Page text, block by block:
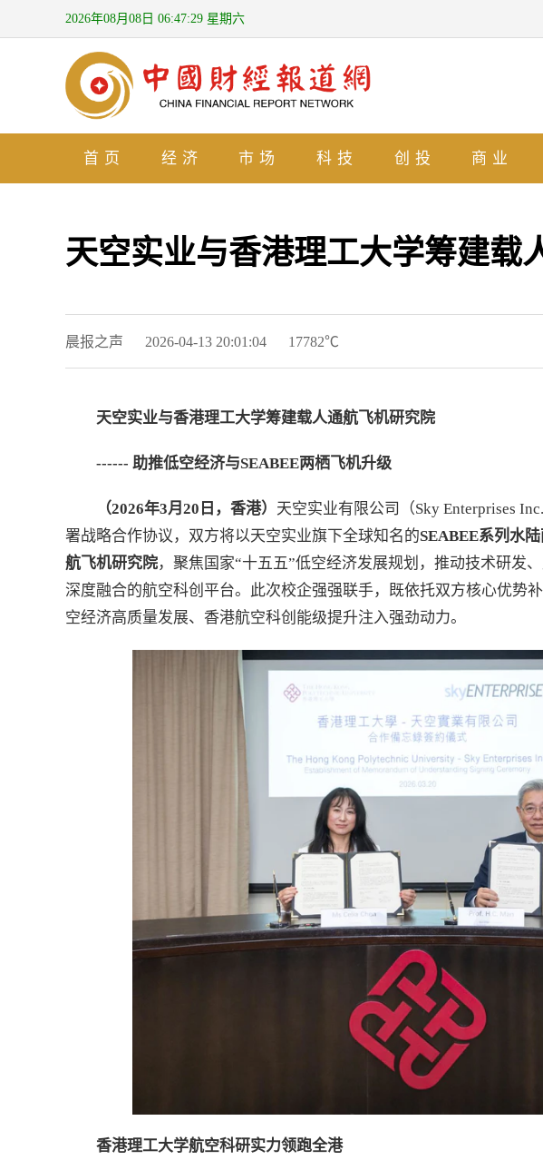
2026年08月08日 06:47:30 星期六
首页 经济 市场 科技 创投 商业
天空实业与香港理工大学筹建载
晨报之声 2026-04-13 20:01:04 17782℃
天空实业与香港理工大学筹建载人通航飞机研究院
------ 助推低空经济与SEABEE两栖飞机升级
（2026年3月 20 日，香港） 天空实业有限公司（Sky Enterprises
署战略合作协议，双方将以天空实业旗下全球知名的SEABEE系列水
航飞机研究院，聚焦国家“十五五”低空经济发展规划，推动技术研发
深度融合的航空科创平台。此次校企强强联手，既依托双方核心优势
空经济高质量发展、香港航空科创能级提升注入强劲动力。
香港理工大学航空科研实力领跑全港